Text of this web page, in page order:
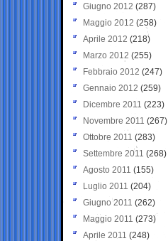
Giugno 2012 (287)
Maggio 2012 (258)
Aprile 2012 (218)
Marzo 2012 (255)
Febbraio 2012 (247)
Gennaio 2012 (259)
Dicembre 2011 (223)
Novembre 2011 (267)
Ottobre 2011 (283)
Settembre 2011 (268)
Agosto 2011 (155)
Luglio 2011 (204)
Giugno 2011 (262)
Maggio 2011 (273)
Aprile 2011 (248)